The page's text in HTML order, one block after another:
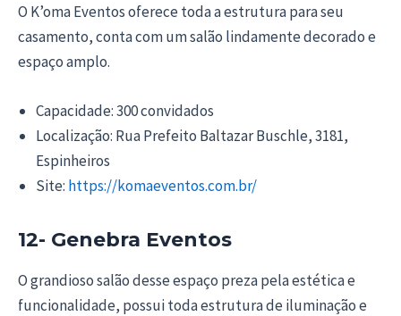
O K’oma Eventos oferece toda a estrutura para seu
casamento, conta com um salão lindamente decorado e
espaço amplo.
Capacidade: 300 convidados
Localização: Rua Prefeito Baltazar Buschle, 3181,
Espinheiros
Site: https://komaeventos.com.br/
12- Genebra Eventos
O grandioso salão desse espaço preza pela estética e
funcionalidade, possui toda estrutura de iluminação e